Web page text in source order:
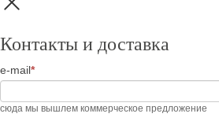
цены
Контакты и доставка
e-mail*
сюда мы вышлем коммерческое предложение
вы
оставьте
поле